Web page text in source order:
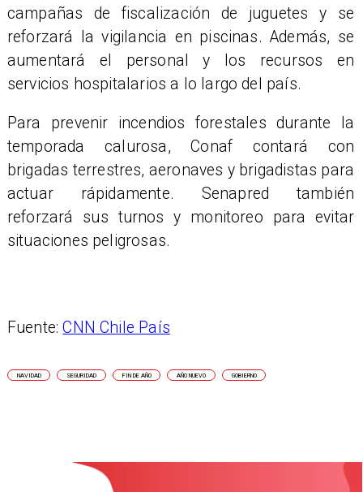
campañas de fiscalización de juguetes y se
reforzará la vigilancia en piscinas. Además, se
aumentará el personal y los recursos en
servicios hospitalarios a lo largo del país.
Para prevenir incendios forestales durante la
temporada calurosa, Conaf contará con
brigadas terrestres, aeronaves y brigadistas para
actuar rápidamente. Senapred también
reforzará sus turnos y monitoreo para evitar
situaciones peligrosas.
Fuente:CNN Chile País
NAVIDAD SEGURIDAD FIN DE AÑO AÑO NUEVO GOBIERNO